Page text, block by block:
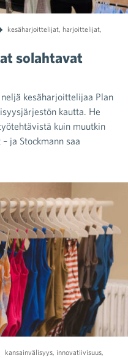
kesäharjoittelijat, harjoittelijat,
solahtavat
kesäharjoittelijaa Plan
kautta. He
kuin muutkin
ja Stockmann saa
kansainvälisyys, innovatiivisuus,